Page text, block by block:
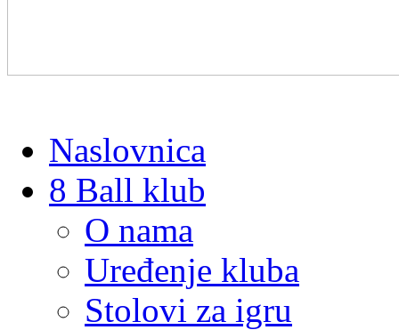
Naslovnica
8 Ball klub
O nama
Uređenje kluba
Stolovi za igru